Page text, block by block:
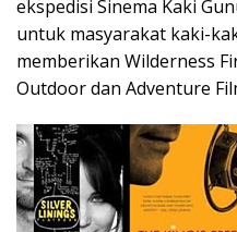
ekspedisi Sinema Kaki
untuk masyarakat kaki-
memberikan Wilderness
Outdoor dan Adventure